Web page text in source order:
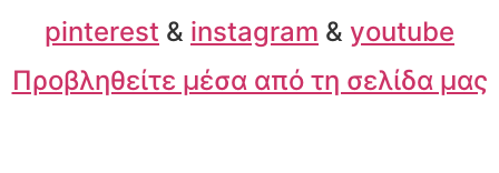
pinterest & instagram & youtube
Προβληθείτε μέσα από τη σελίδα μας